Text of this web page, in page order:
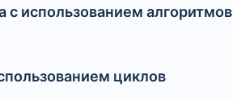
использованием алгоритмов
циклов